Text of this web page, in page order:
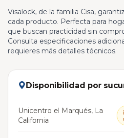
Visalock, de la familia Cisa,
cada producto. Perfecta para
que buscan practicidad sin
Consulta especificaciones
requieres más detalles técnicos.
Disponibilidad por
Unicentro el Marqués, La
California